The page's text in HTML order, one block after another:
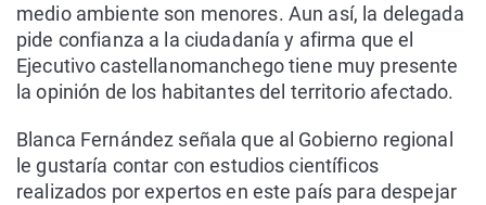
medio ambiente son menores. Aun así, la delegada
pide confianza a la ciudadanía y afirma que el
Ejecutivo castellanomanchego tiene muy presente
la opinión de los habitantes del territorio afectado.
Blanca Fernández señala que al Gobierno regional
le gustaría contar con estudios científicos
realizados por expertos en este país para despejar